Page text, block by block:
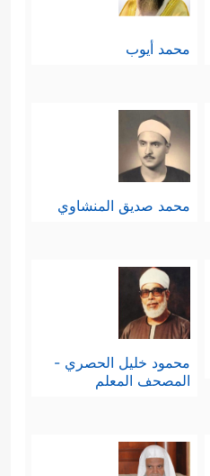
محمد أيوب
محمد صديق المنشاوي
محمود خليل الحصري -
المصحف المعلم